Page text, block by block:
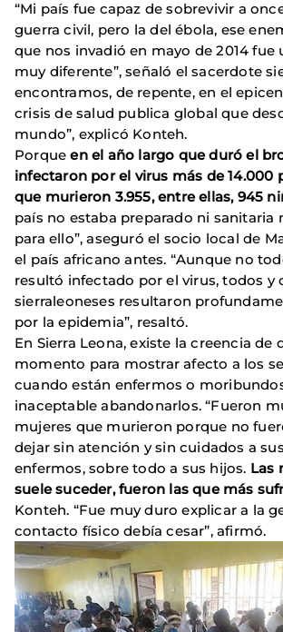
“Mi país fue capaz de sobrevivir a
guerra civil, pero la del ébola, ese
que nos invadió en mayo de 2014 fue
muy diferente”, señaló el sacerdote
encontramos, de repente, en el
crisis de salud publica global que
mundo”, explicó Konteh.
Porqueen el año largo que duró el
infectaron por el virus más de 14.000
que murieron 3.955, entre ellas, 945
país no estaba preparado ni sanitaria
para ello”, aseguró el socio local de
el país africano antes. “Aunque no
resultó infectado por el virus, todos y
sierraleoneses resultaron
por la epidemia”, resaltó.
En Sierra Leona, existe la creencia de
momento para mostrar afecto a los
cuando están enfermos o
inaceptable abandonarlos. “Fueron
mujeres que murieron porque no
dejar sin atención y sin cuidados a
enfermos, sobre todo a sus hijos. Las
suele suceder, fueron las que más
Konteh. “Fue muy duro explicar a la
contacto físico debía cesar”, afirmó.